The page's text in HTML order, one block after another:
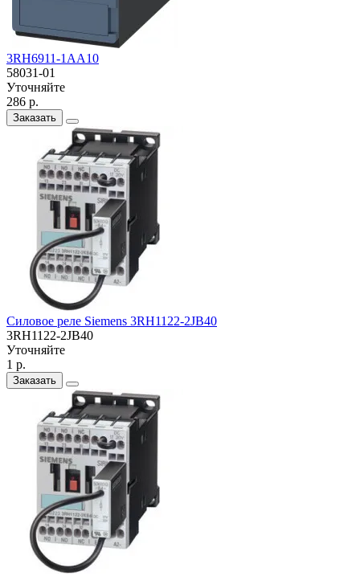
3RH6911-1AA10
58031-01
Уточняйте
286 р.
Заказать
Силовое реле Siemens 3RH1122-2JB40
3RH1122-2JB40
Уточняйте
1 р.
Заказать